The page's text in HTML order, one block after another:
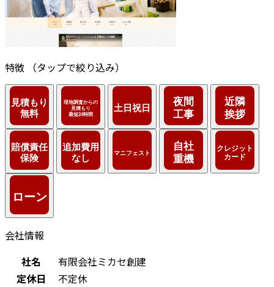
特徴 （タップで絞り込み）
会社情報
社名
有限会社ミカセ創建
定休日
不定休